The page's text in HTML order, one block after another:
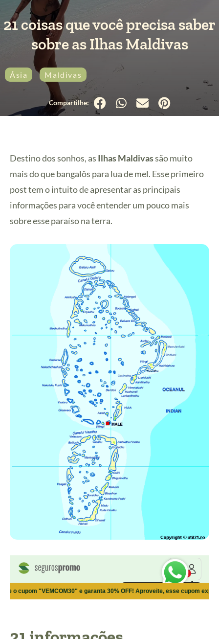
21 coisas que você precisa saber
sobre as Ilhas Maldivas
Ásia Maldivas
Destino dos sonhos, as Ilhas Maldivassão muito
mais do que bangalôs para lua de mel. Esse primeiro
post tem o intuito de apresentar as principais
informações para você entender um pouco mais
sobre esse paraíso na terra.